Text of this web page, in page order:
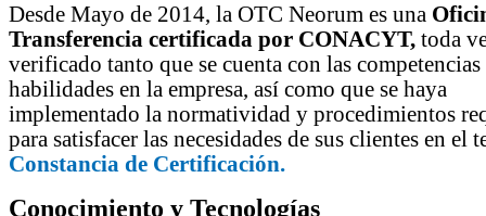
Desde Mayo de 2014, la OTC Neorum es una
Transferencia certificada por CONACYT, toda
verificado tanto que se cuenta con las
habilidades en la empresa, así como que se haya
implementado la normatividad y procedimientos
para satisfacer las necesidades de sus clientes en el
Constancia de Certificación.
Conocimiento y Tecnologías